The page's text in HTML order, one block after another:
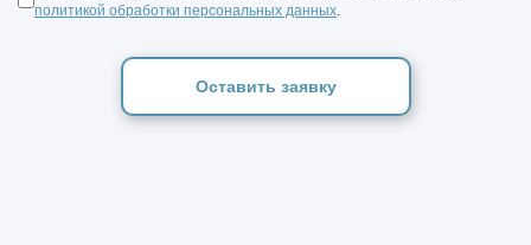
политикой обработки персональных данных.
Оставить заявку